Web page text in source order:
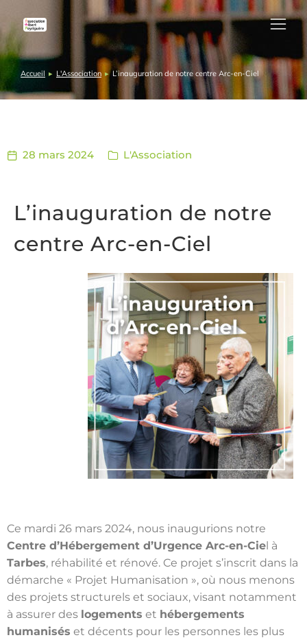
Vous êtes ici :
Accueil L'Association L’inauguration de notre centre Arc-en-Ciel
28 mars 2024 L'Association
L’inauguration de notre
centre Arc-en-Ciel
Ce mardi 26 mars 2024, nous inaugurions notre
Centre d’Hébergement d’Urgence Arc-en-Ciel à
Tarbes, réhabilité et rénové. Ce projet s’inscrit dans la
démarche « Projet Humanisation », où nous menons
des projets structurels et sociaux, visant notamment
à assurer des logements et hébergements
humanisés et décents pour les personnes les plus